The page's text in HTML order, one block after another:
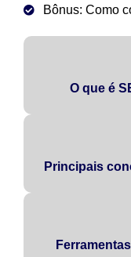
Bônus: Como
O que é
Principais